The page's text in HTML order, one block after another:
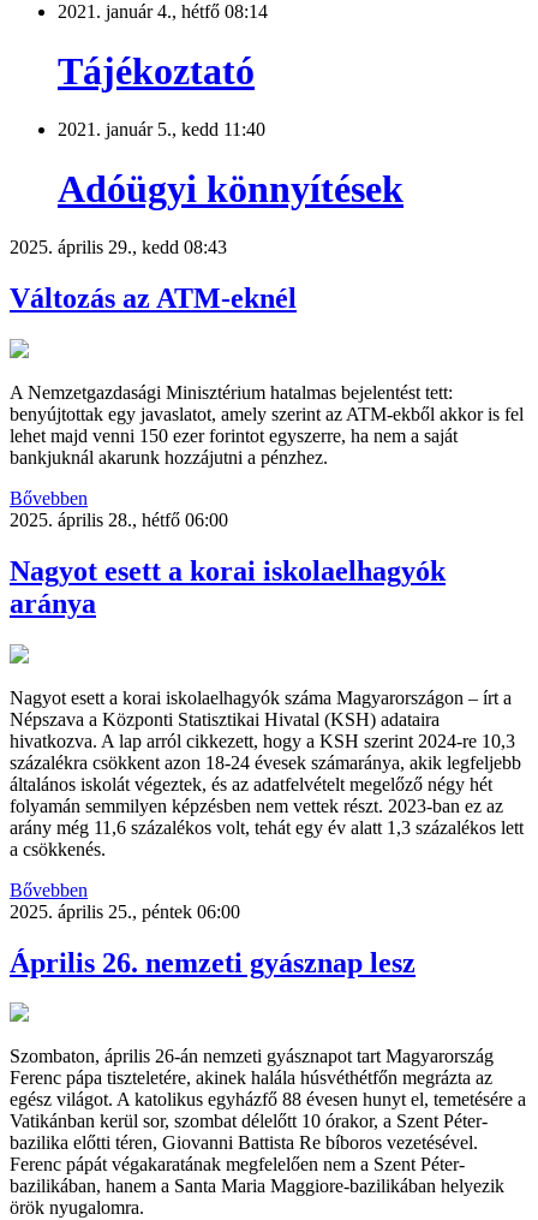
2021. január 4., hétfő 08:14
Tájékoztató
2021. január 5., kedd 11:40
Adóügyi könnyítések
2025. április 29., kedd 08:43
Változás az ATM-eknél
A Nemzetgazdasági Minisztérium hatalmas bejelentést tett:
benyújtottak egy javaslatot, amely szerint az ATM-ekből akkor is fel
lehet majd venni 150 ezer forintot egyszerre, ha nem a saját
bankjuknál akarunk hozzájutni a pénzhez.
Bővebben
2025. április 28., hétfő 06:00
Nagyot esett a korai iskolaelhagyók
aránya
Nagyot esett a korai iskolaelhagyók száma Magyarországon – írt a
Népszava a Központi Statisztikai Hivatal (KSH) adataira
hivatkozva. A lap arról cikkezett, hogy a KSH szerint 2024-re 10,3
százalékra csökkent azon 18-24 évesek számaránya, akik legfeljebb
általános iskolát végeztek, és az adatfelvételt megelőző négy hét
folyamán semmilyen képzésben nem vettek részt. 2023-ban ez az
arány még 11,6 százalékos volt, tehát egy év alatt 1,3 százalékos lett
a csökkenés.
Bővebben
2025. április 25., péntek 06:00
Április 26. nemzeti gyásznap lesz
Szombaton, április 26-án nemzeti gyásznapot tart Magyarország
Ferenc pápa tiszteletére, akinek halála húsvéthétfőn megrázta az
egész világot. A katolikus egyházfő 88 évesen hunyt el, temetésére a
Vatikánban kerül sor, szombat délelőtt 10 órakor, a Szent Péter-
bazilika előtti téren, Giovanni Battista Re bíboros vezetésével.
Ferenc pápát végakaratának megfelelően nem a Szent Péter-
bazilikában, hanem a Santa Maria Maggiore-bazilikában helyezik
örök nyugalomra.